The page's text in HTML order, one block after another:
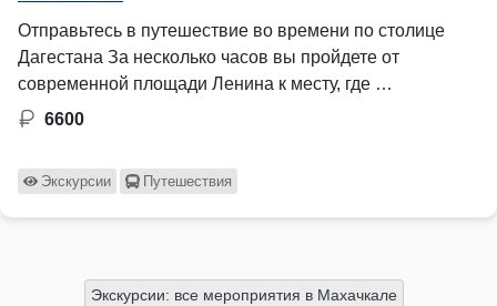
Отправьтесь в путешествие во времени по столице
Дагестана За несколько часов вы пройдете от
современной площади Ленина к месту, где …
6600
Экскурсии Путешествия
Экскурсии: все мероприятия в Махачкале